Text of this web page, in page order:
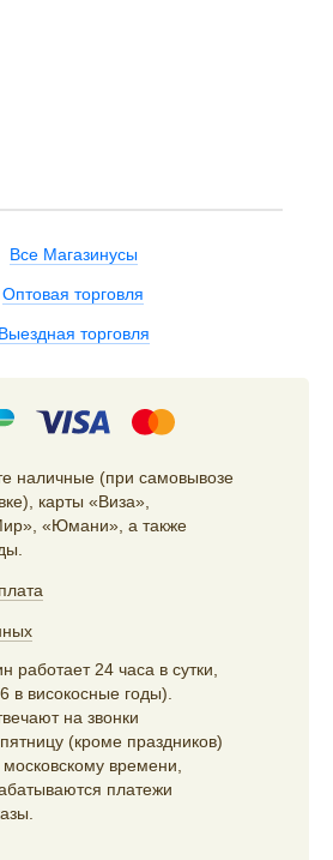
Все Магазинусы
Оптовая торговля
Выездная торговля
наличные (при самовывозе
карты «Виза»,
«Юмани», а также
работает 24 часа в сутки,
в високосные годы).
на звонки
(кроме праздников)
времени,
платежи